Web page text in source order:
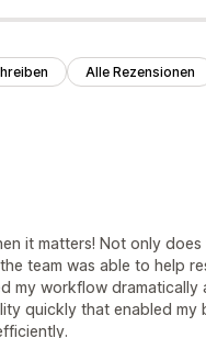
Alle Rezensionen
it matters! Not only
team was able to help
my workflow dramatically
quickly that enabled my